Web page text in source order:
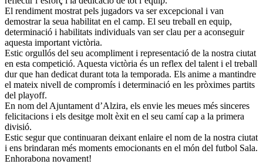
El rendiment mostrat pels jugadors va ser excepcional i van
demostrar la seua habilitat en el camp. El seu treball en equip,
determinació i habilitats individuals van ser clau per a aconseguir
aquesta important victòria.
Estic orgullós del seu acompliment i representació de la nostra ciutat
en esta competició. Aquesta victòria és un reflex del talent i el treball
dur que han dedicat durant tota la temporada. Els anime a mantindre
el mateix nivell de compromís i determinació en les pròximes partits
del playoff.
En nom del Ajuntament d’Alzira, els envie les meues més sinceres
felicitacions i els desitge molt èxit en el seu camí cap a la primera
divisió.
Estic segur que continuaran deixant enlaire el nom de la nostra ciutat
i ens brindaran més moments emocionants en el món del futbol Sala.
Enhorabona novament!